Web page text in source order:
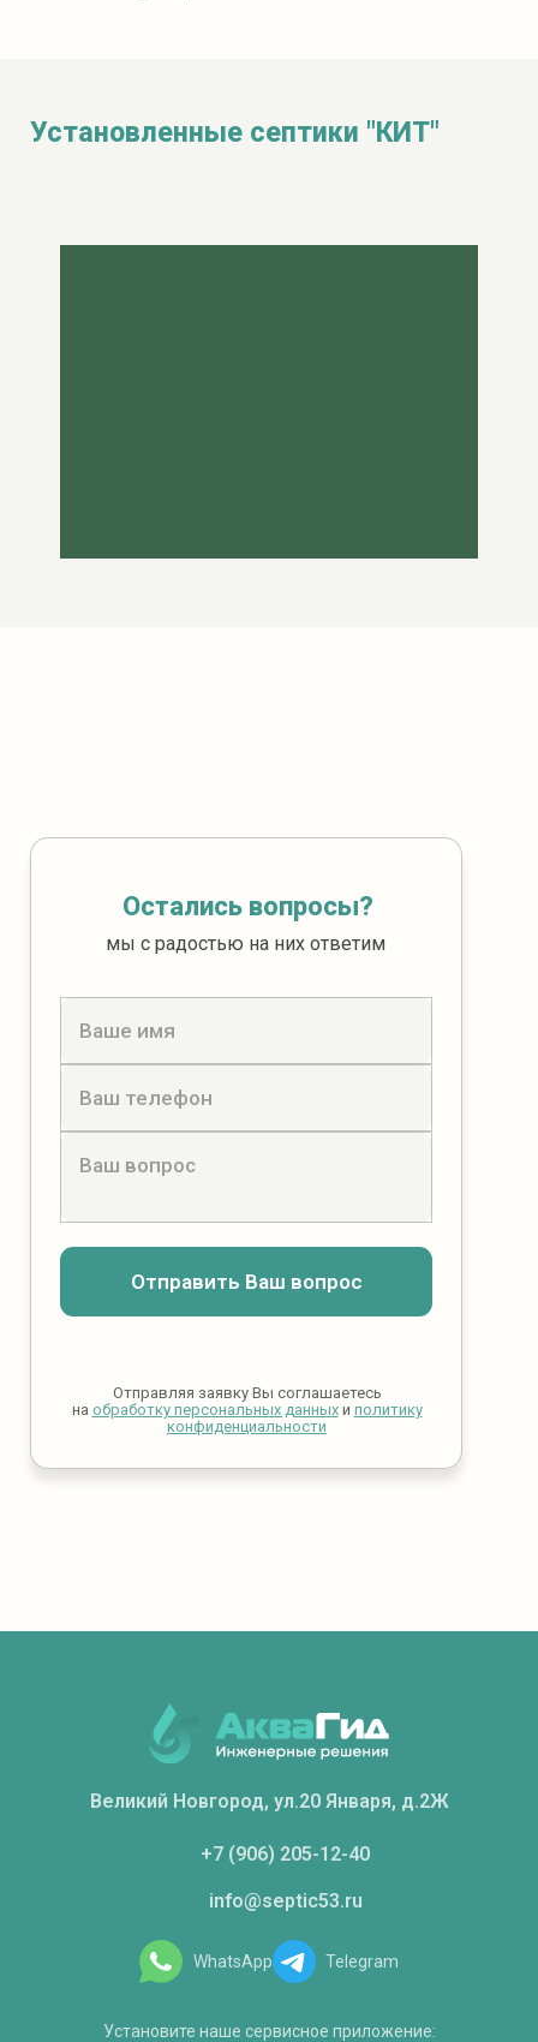
Установленные септики "КИТ"
Отправляя заявку Вы соглашаетесь
на обработку персональных данных и политику
конфиденциальности
мы с радостью на них ответим
Остались вопросы?
Отправить Ваш вопрос
Великий Новгород, ул.20 Января, д.2Ж
+7 (906) 205-12-40
info@septic53.ru
WhatsApp Telegram
Установите наше сервисное приложение: